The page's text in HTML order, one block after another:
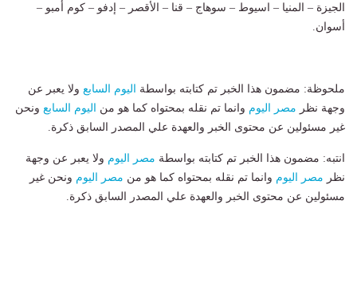
الجيزة – المنيا – اسيوط – سوهاج – قنا – الأقصر – إدفو – كوم أمبو –
أسوان.
ملحوظة: مضمون هذا الخبر تم كتابته بواسطة اليوم السابع ولا يعبر عن
وجهة نظر مصر اليوم وانما تم نقله بمحتواه كما هو من اليوم السابع ونحن
غير مسئولين عن محتوى الخبر والعهدة علي المصدر السابق ذكرة.
انتبه: مضمون هذا الخبر تم كتابته بواسطة مصر اليوم ولا يعبر عن وجهة
نظر مصر اليوم وانما تم نقله بمحتواه كما هو من مصر اليوم ونحن غير
مسئولين عن محتوى الخبر والعهدة علي المصدر السابق ذكرة.